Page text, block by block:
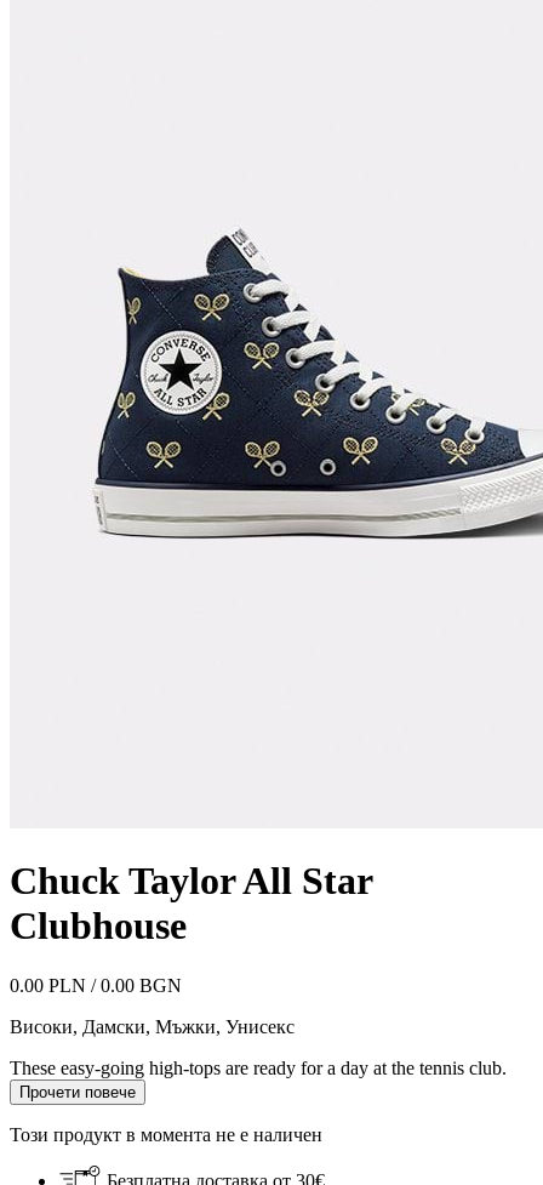
Chuck Taylor All Star
Clubhouse
0.00 PLN / 0.00 BGN
Високи, Дамски, Мъжки, Унисекс
These easy-going high-tops are ready for a day at the tennis club.
Прочети повече
Този продукт в момента не е наличен
Безплатна доставка от 30€